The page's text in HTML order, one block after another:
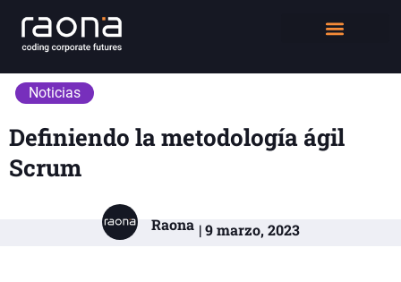
Noticias
Definiendo la metodología ágil
Scrum
Raona | 9 marzo, 2023